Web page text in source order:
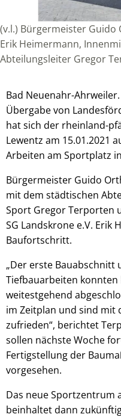
(v.l.) Bürgermeister Guido
Erik Heimermann,
Abteilungsleiter Gregor
Bad Neuenahr-
Übergabe von
hat sich der rheinland-
Lewentz am 15.01.2021
Arbeiten am Sportplatz
Bürgermeister Guido
mit dem städtischen
Sport Gregor Terporten
SG Landskrone e.V. Erik
Baufortschritt.
„Der erste Bauabschnitt
Tiefbauarbeiten
weitestgehend
im Zeitplan und sind
zufrieden“, berichtet
sollen nächste Woche
Fertigstellung der
vorgesehen.
Das neue Sportzentrum
beinhaltet dann